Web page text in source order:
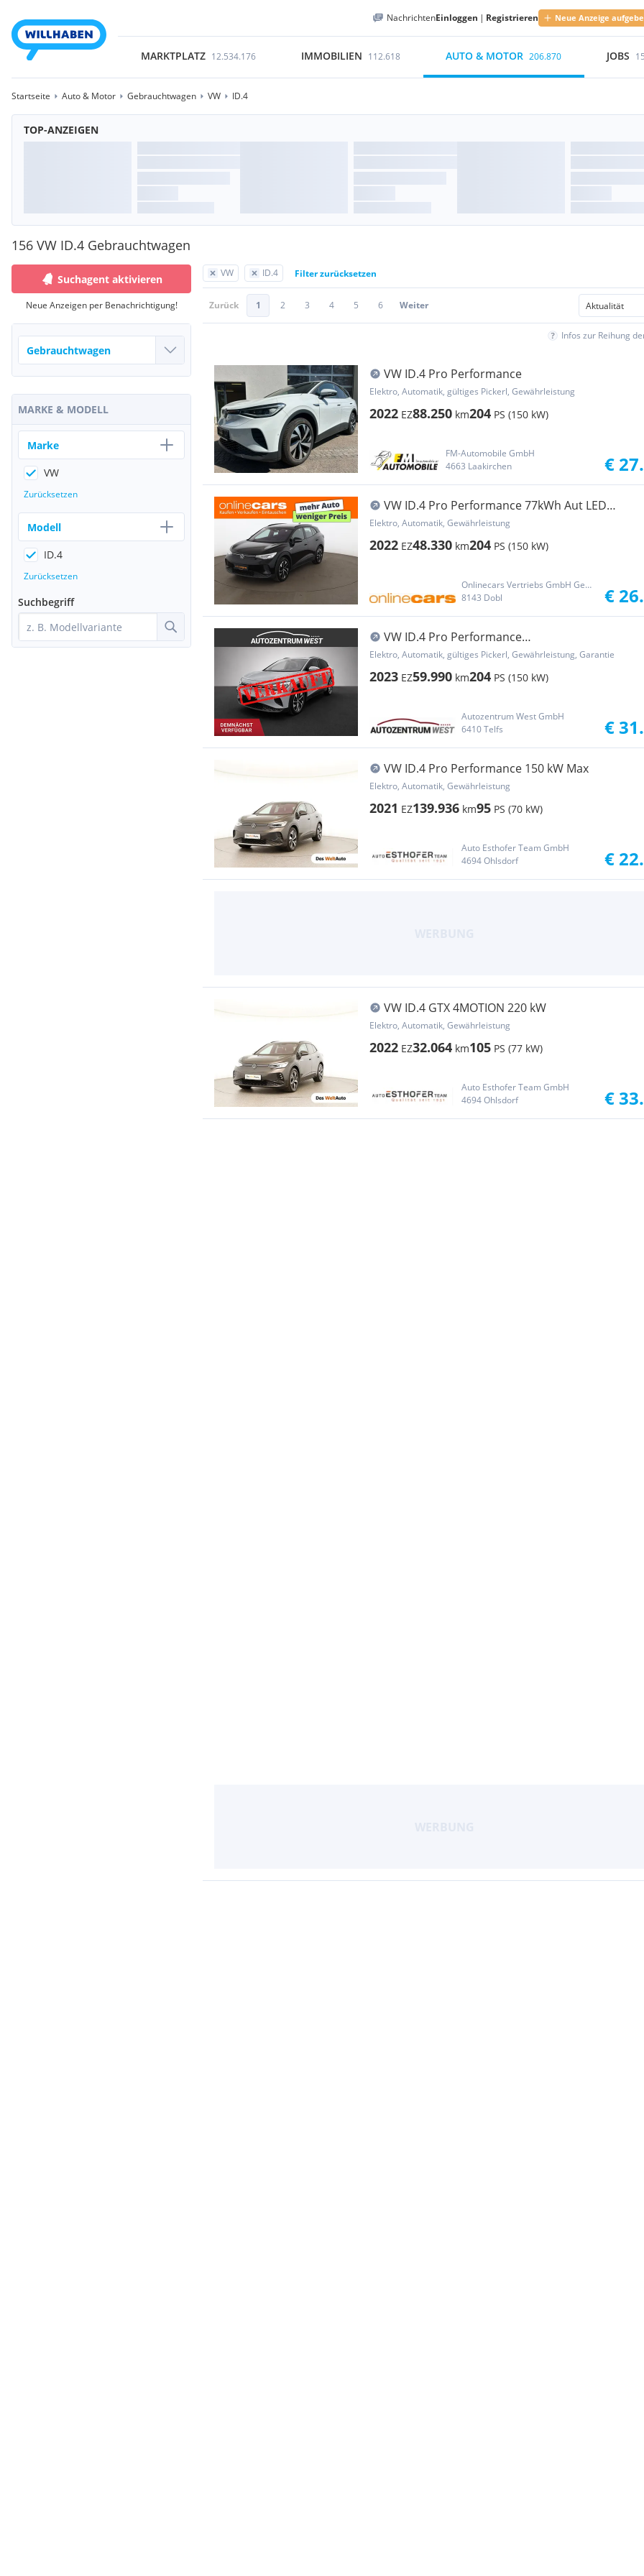
NachrichtenEinloggen | Registrieren Neue Anzeige
MARKTPLATZ 12.534.176 IMMOBILIEN 112.618 AUTO & MOTOR 206.870 JOBS
Startseite Auto & Motor Gebrauchtwagen VW ID.4
TOP-ANZEIGEN
156 VW ID.4 Gebrauchtwagen
VW ID.4 Filter zurücksetzen
Zurück 1 2 3 4 5 6 Weiter
Infos zur Reihung
VW ID.4 Pro Performance
Elektro, Automatik, gültiges Pickerl, Gewährleistung
2022 EZ88.250 km204 PS (150 kW)
FM-Automobile GmbH
4663 Laakirchen
€
VW ID.4 Pro Performance 77kWh Aut LED
RADAR NAVI PD
Elektro, Automatik, Gewährleistung
2022 EZ48.330 km204 PS (150 kW)
Onlinecars Vertriebs GmbH Gebrauchtwagen-Outlet  Werkstätte  Spenglerei  Lackiererei
8143 Dobl
€
VW ID.4 Pro Performance
82kWh...AHK/LED/NAVI
Elektro, Automatik, gültiges Pickerl, Gewährleistung, Garantie
2023 EZ59.990 km204 PS (150 kW)
Autozentrum West GmbH
6410 Telfs
€
VW ID.4 Pro Performance 150 kW Max
Elektro, Automatik, Gewährleistung
2021 EZ139.936 km95 PS (70 kW)
Auto Esthofer Team GmbH
4694 Ohlsdorf
€
VW ID.4 GTX 4MOTION 220 kW
Elektro, Automatik, Gewährleistung
2022 EZ32.064 km105 PS (77 kW)
Auto Esthofer Team GmbH
4694 Ohlsdorf
€
Suchagent aktivieren
Neue Anzeigen per Benachrichtigung!
MARKE & MODELL
Marke
VW
Zurücksetzen
Modell
ID.4
Zurücksetzen
Suchbegriff